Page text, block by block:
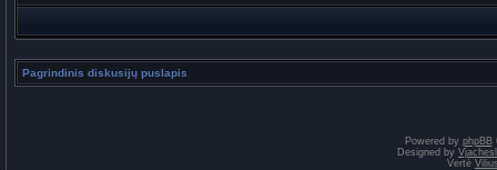
Pagrindinis diskusijų puslapis
Powered by phpBB
Designed by
Vertė